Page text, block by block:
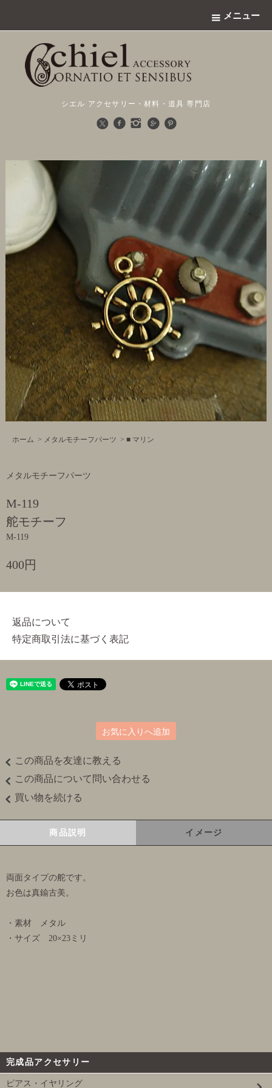
メニュー
シエル アクセサリー・材料・道具 専門店
ホーム > メタルモチーフパーツ > ■ マリン
メタルモチーフパーツ
M-119
舵モチーフ
M-119
400円
返品について
特定商取引法に基づく表記
お気に入りへ追加
この商品を友達に教える
この商品について問い合わせる
買い物を続ける
商品説明 イメージ
両面タイプの舵です。
お色は真鍮古美。
・素材 メタル
・サイズ 20×23ミリ
完成品アクセサリー
ピアス・イヤリング